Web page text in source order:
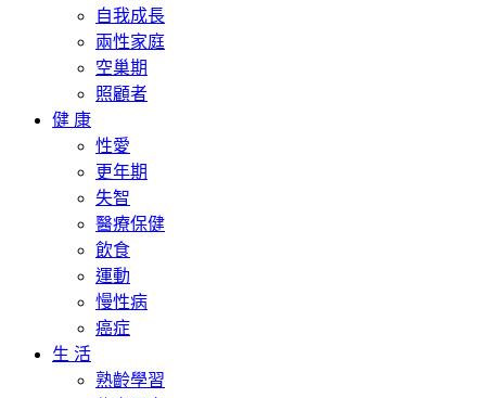
自我成長
兩性家庭
空巢期
照顧者
健 康
性愛
更年期
失智
醫療保健
飲食
運動
慢性病
癌症
生 活
熟齡學習